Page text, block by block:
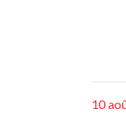
Publié
10